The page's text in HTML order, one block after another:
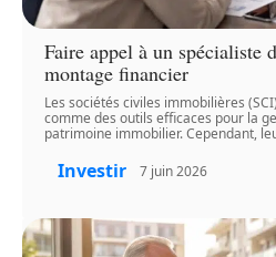
Faire appel à un spécialiste
montage financier
Les sociétés civiles immobilières
comme des outils efficaces pour la
patrimoine immobilier. Cependant,
Investir 7 juin 2026